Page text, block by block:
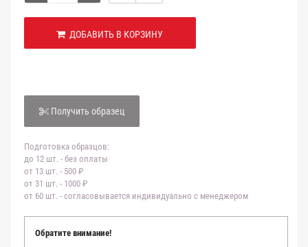
ДОБАВИТЬ В КОРЗИНУ
Получить образец
Подготовка образцов:
до 12 шт. - без оплаты
от 13 шт. - 500 ₽
от 31 шт. - 1000 ₽
от 60 шт. - согласовывается индивидуально с менеджером
Обратите внимание!